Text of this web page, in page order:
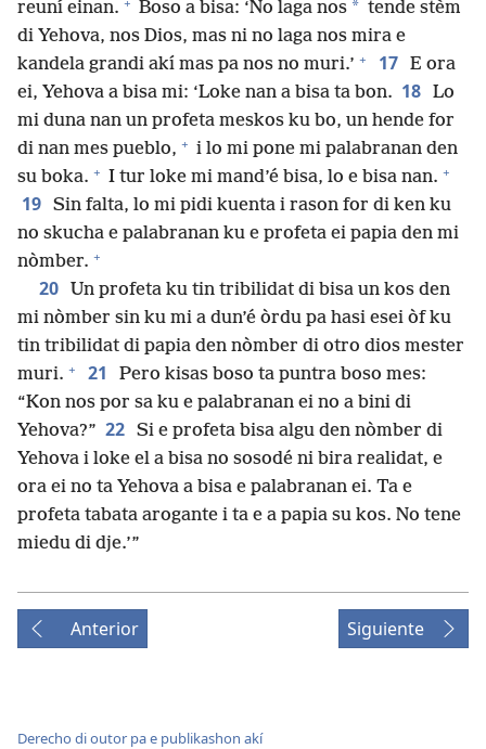
reuní einan.
Boso a bisa: ‘No laga nos * tende stèm
di Yehova, nos Dios, mas ni no laga nos mira e
kandela grandi akí mas pa nos no muri.’ + 17 E ora
ei, Yehova a bisa mi: ‘Loke nan a bisa ta bon. 18 Lo
mi duna nan un profeta meskos ku bo, un hende for
di nan mes pueblo, + i lo mi pone mi palabranan den
su boka. + I tur loke mi mand’é bisa, lo e bisa nan. +
19 Sin falta, lo mi pidi kuenta i rason for di ken ku
no skucha e palabranan ku e profeta ei papia den mi
nòmber. +
20
Un profeta ku tin tribilidat di bisa un kos den
mi nòmber sin ku mi a dun’é òrdu pa hasi esei òf ku
tin tribilidat di papia den nòmber di otro dios mester
muri. + 21
Pero kisas boso ta puntra boso mes:
“Kon nos por sa ku e palabranan ei no a bini di
Yehova?” 22 Si e profeta bisa algu den nòmber di
Yehova i loke el a bisa no sosodé ni bira realidat, e
ora ei no ta Yehova a bisa e palabranan ei. Ta e
profeta tabata arogante i ta e a papia su kos. No tene
miedu di dje.’”
Anterior Siguiente
Derecho di outor pa e publikashon akí